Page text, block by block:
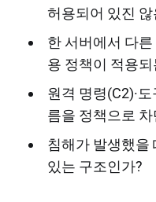
허용되어 있진 않
한 서버에서 다
용 정책이 적용되
원격 명령(C2)·
름을 정책으로
침해가 발생했을
있는 구조인가?